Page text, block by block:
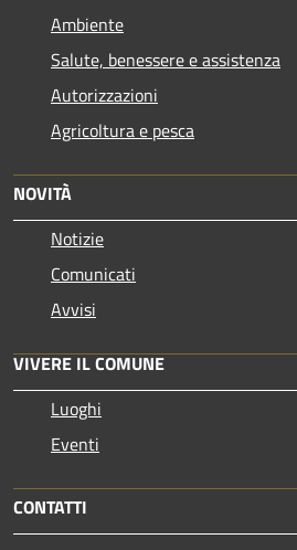
Ambiente
Salute, benessere e assistenza
Autorizzazioni
Agricoltura e pesca
NOVITÀ
Notizie
Comunicati
Avvisi
VIVERE IL COMUNE
Luoghi
Eventi
CONTATTI